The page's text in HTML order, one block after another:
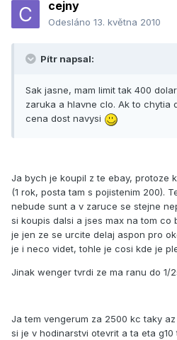
cejny
Odesláno 13. května 2010
Pítr napsal:
Sak jasne, mam limit tak 400
zaruka a hlavne clo. Ak to chytia
cena dost navysi
Ja bych je koupil z te ebay, protoze
(1 rok, posta tam s pojistenim 200).
nebude sunt a v zaruce se stejne
si koupis dalsi a jses max na tom co
je jen ze se urcite delaj aspon pro
je i neco videt, tohle je cosi kde je
Jinak wenger tvrdi ze ma ranu do 1/
Ja tem vengerum za 2500 kc taky
si je v hodinarstvi otevrit a ta eta g10